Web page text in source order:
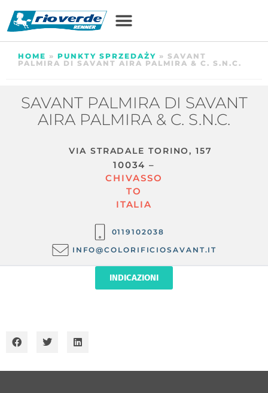
HOME » PUNKTY SPRZEDAŻY » SAVANT
PALMIRA DI SAVANT AIRA PALMIRA & C. S.N.C.
SAVANT PALMIRA DI SAVANT
AIRA PALMIRA & C. S.N.C.
VIA STRADALE TORINO, 157
10034 –
CHIVASSO
TO
ITALIA
0119102038
INFO@COLORIFICIOSAVANT.IT
INDICAZIONI